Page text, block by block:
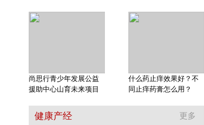
什么药止痒效果好？不
同止痒药膏怎么用？
尚思行青少年发展公益
援助中心山育未来项目
健康产经 更多